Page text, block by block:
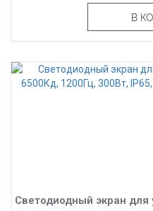
В
Светодиодный экран для